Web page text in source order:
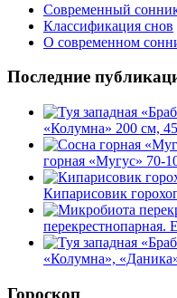
Современный
Классификация снов
О современном
Последние
«Колумна» 200 см,
горная «Мугус» 70-
Кипарисовик
перекрестнопарная.
«Колумна»,
Гороскоп